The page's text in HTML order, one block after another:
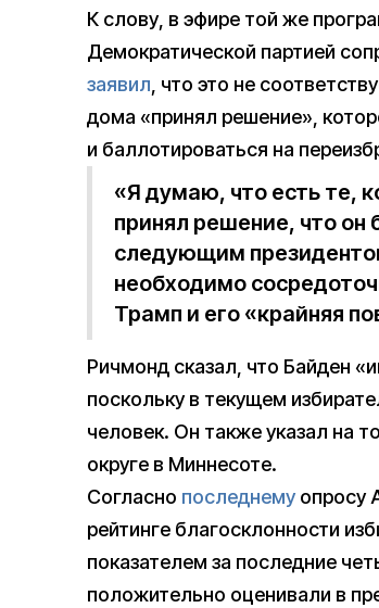
К слову, в эфире той же
Демократической партией
заявил, что это не
дома «принял решение»,
и баллотироваться на
«Я думаю, что есть те,
принял решение, что он
следующим
необходимо
Трамп и его «крайняя
Ричмонд сказал, что Байден
поскольку в текущем
человек. Он также указал на
округе в Миннесоте.
Согласно последнему опросу
рейтинге благосклонности
показателем за последние
положительно оценивали в